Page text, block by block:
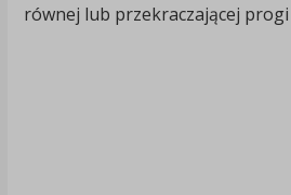
równej lub przekraczającej